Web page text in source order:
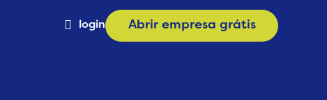
login Abrir empresa grátis